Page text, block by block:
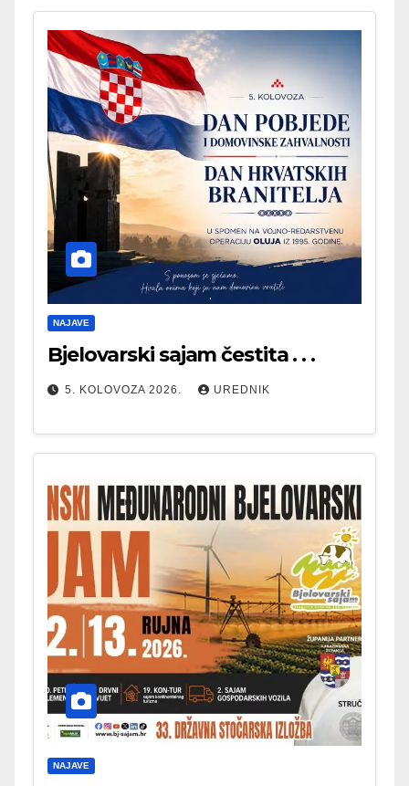
NAJAVE
Bjelovarski sajam čestita . . .
5. KOLOVOZA 2026. UREDNIK
NAJAVE